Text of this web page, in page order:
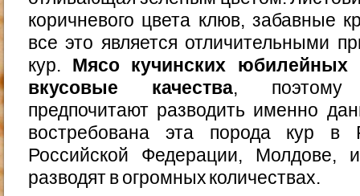
коричневого цвета клюв, забавные
все это является отличительными
кур. Мясо кучинских юбилейных
вкусовые качества, поэтому
предпочитают разводить именно
востребована эта порода кур в
Российской Федерации, Молдове,
разводят в огромных количествах.